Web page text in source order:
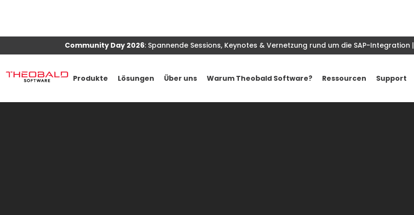
Produkt
Community Day 2026: Spannende Sessions, Keynotes & Vernetzung rund um die SAP-Integration |
Produkte Lösungen Über uns Warum Theobald Software? Ressourcen Support